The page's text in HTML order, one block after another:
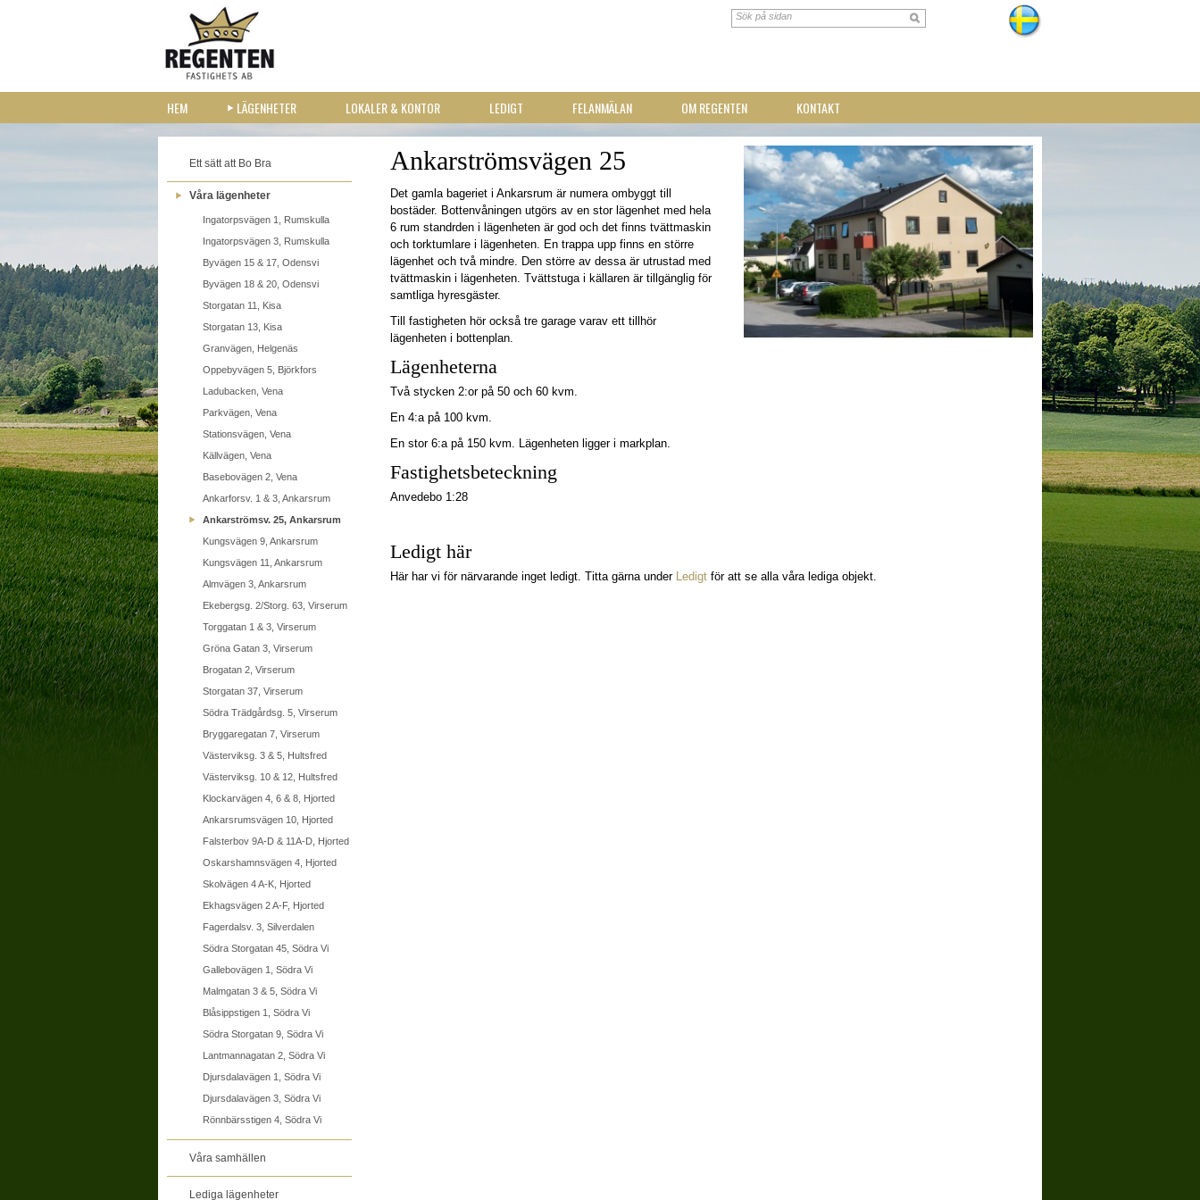
HEM LÄGENHETER LOKALER & KONTOR LEDIGT FELANMÄLAN OM REGENTEN KONTAKT
Ett sätt att Bo Bra
Våra lägenheter
Ingatorpsvägen 1, Rumskulla
Ingatorpsvägen 3, Rumskulla
Byvägen 15 & 17, Odensvi
Byvägen 18 & 20, Odensvi
Storgatan 11, Kisa
Storgatan 13, Kisa
Granvägen, Helgenäs
Oppebyvägen 5, Björkfors
Ladubacken, Vena
Parkvägen, Vena
Stationsvägen, Vena
Källvägen, Vena
Basebovägen 2, Vena
Ankarforsv. 1 & 3, Ankarsrum
Ankarströmsv. 25, Ankarsrum
Kungsvägen 9, Ankarsrum
Kungsvägen 11, Ankarsrum
Almvägen 3, Ankarsrum
Ekebergsg. 2/Storg. 63, Virserum
Torggatan 1 & 3, Virserum
Gröna Gatan 3, Virserum
Brogatan 2, Virserum
Storgatan 37, Virserum
Södra Trädgårdsg. 5, Virserum
Bryggaregatan 7, Virserum
Västerviksg. 3 & 5, Hultsfred
Västerviksg. 10 & 12, Hultsfred
Klockarvägen 4, 6 & 8, Hjorted
Ankarsrumsvägen 10, Hjorted
Falsterbov 9A-D & 11A-D, Hjorted
Oskarshamnsvägen 4, Hjorted
Skolvägen 4 A-K, Hjorted
Ekhagsvägen 2 A-F, Hjorted
Fagerdalsv. 3, Silverdalen
Södra Storgatan 45, Södra Vi
Gallebovägen 1, Södra Vi
Malmgatan 3 & 5, Södra Vi
Blåsippstigen 1, Södra Vi
Södra Storgatan 9, Södra Vi
Lantmannagatan 2, Södra Vi
Djursdalavägen 1, Södra Vi
Djursdalavägen 3, Södra Vi
Rönnbärsstigen 4, Södra Vi
Våra samhällen
Lediga lägenheter
Ankarströmsvägen 25
Det gamla bageriet i Ankarsrum är numera ombyggt till
bostäder. Bottenvåningen utgörs av en stor lägenhet med hela
6 rum standrden i lägenheten är god och det finns tvättmaskin
och torktumlare i lägenheten. En trappa upp finns en större
lägenhet och två mindre. Den större av dessa är utrustad med
tvättmaskin i lägenheten. Tvättstuga i källaren är tillgänglig för
samtliga hyresgäster.
Till fastigheten hör också tre garage varav ett tillhör
lägenheten i bottenplan.
Lägenheterna
Två stycken 2:or på 50 och 60 kvm.
En 4:a på 100 kvm.
En stor 6:a på 150 kvm. Lägenheten ligger i markplan.
Fastighetsbeteckning
Anvedebo 1:28
Ledigt här
Här har vi för närvarande inget ledigt. Titta gärna under Ledigt för att se alla våra lediga objekt.